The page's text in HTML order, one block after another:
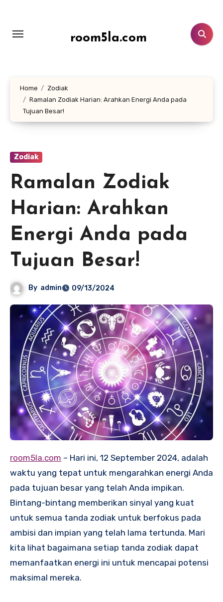
konten
room5la.com
Home
Zodiak
Ramalan Zodiak Harian: Arahkan Energi Anda pada
Tujuan Besar!
Zodiak
Ramalan Zodiak
Harian: Arahkan
Energi Anda pada
Tujuan Besar!
By admin 09/13/2024
room5la.com – Hari ini, 12 September 2024, adalah
waktu yang tepat untuk mengarahkan energi Anda
pada tujuan besar yang telah Anda impikan.
Bintang-bintang memberikan sinyal yang kuat
untuk semua tanda zodiak untuk berfokus pada
ambisi dan impian yang telah lama tertunda. Mari
kita lihat bagaimana setiap tanda zodiak dapat
memanfaatkan energi ini untuk mencapai potensi
maksimal mereka.